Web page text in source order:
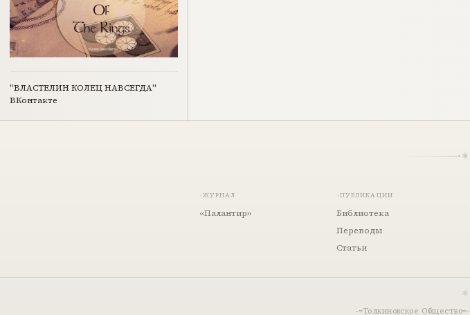
"ВЛАСТЕЛИН КОЛЕЦ НАВСЕГДА"
ВКонтакте
ЖУРНАЛ
«Палантир»
ПУБЛИКАЦИИ
Библиотека
Переводы
Статьи
-=Толкиновское Общество=-